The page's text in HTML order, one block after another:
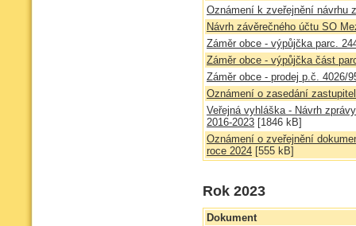
Oznámení k zveřejnění návrhu
Návrh závěrečného účtu SO
Záměr obce - výpůjčka parc.
Záměr obce - výpůjčka část
Záměr obce - prodej p.č. 4026/
Oznámení o zasedání
Veřejná vyhláška - Návrh
2016-2023 [1846 kB]
Oznámení o zveřejnění
roce 2024 [555 kB]
Rok 2023
Dokument